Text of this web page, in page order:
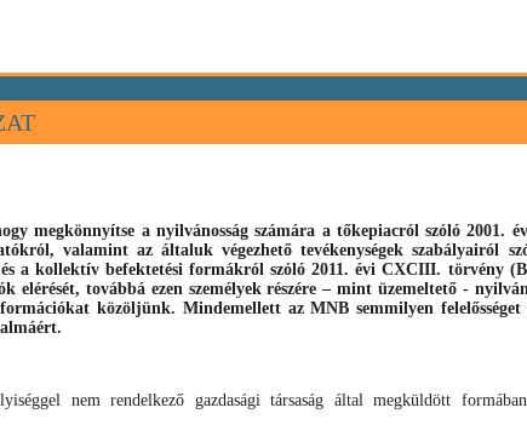
megkönnyítse a nyilvánosság számára a tőkepiacról szóló 2001.
valamint az általuk végezhető tevékenységek szabályairól
a kollektív befektetési formákról szóló2011. évi CXCIII. törvény
elérését, továbbá ezen személyek részére – mint üzemeltető -
közöljünk. Mindemellett az MNB semmilyen felelősséget
nem rendelkező gazdasági társaság által megküldött